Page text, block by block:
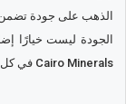
الذهب على جودة تضمن
الجودة ليست خيارًا
Cairo Minerals في كل حبة كربون تصنعها.